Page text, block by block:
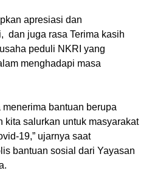
apresiasi dan
dan juga rasa Terima kasih
peduli NKRI yang
menghadapi masa
bantuan berupa
kita salurkan untuk masyarakat
19,” ujarnya saat
bantuan sosial dari Yayasan